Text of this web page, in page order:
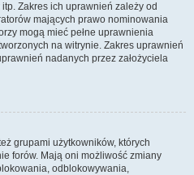
Zakres ich uprawnień zależy od
mających prawo nominowania
mogą mieć pełne uprawnienia
na witrynie. Zakres uprawnień
nadanych przez założyciela
grupami użytkowników, których
forów. Mają oni możliwość zmiany
odblokowywania,